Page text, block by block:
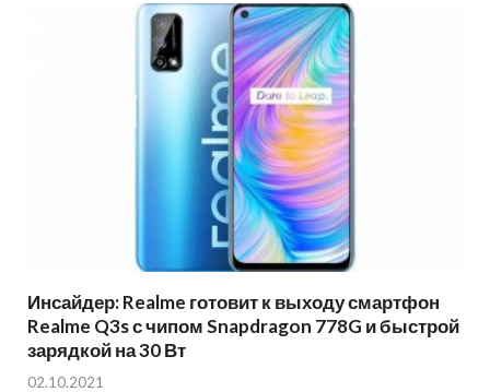
Инсайдер: Realme готовит к выходу смартфон
Realme Q3s с чипом Snapdragon 778G и быстрой
зарядкой на 30 Вт
02.10.2021